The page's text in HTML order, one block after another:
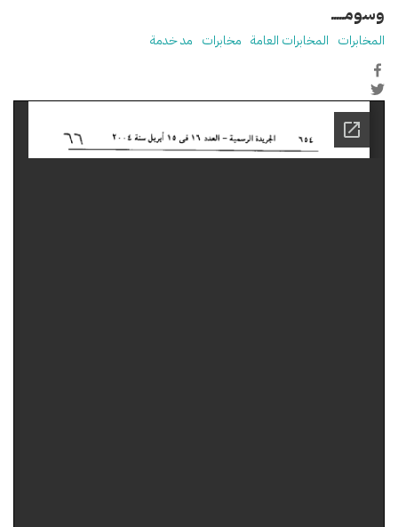
وسومـــــ
المخابرات المخابرات العامة مخابرات مد خدمة